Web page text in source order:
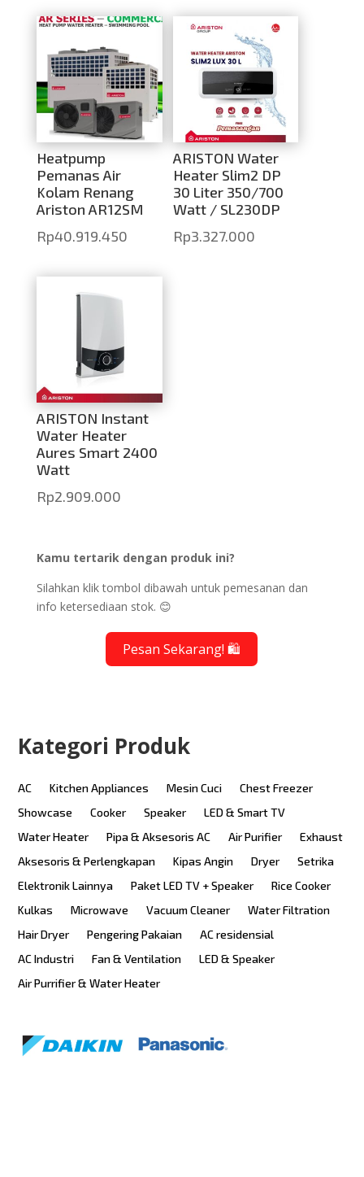
Heatpump
Pemanas Air
Kolam Renang
Ariston AR12SM
Rp40.919.450
ARISTON Water
Heater Slim2 DP
30 Liter 350/700
Watt / SL230DP
Rp3.327.000
ARISTON Instant
Water Heater
Aures Smart 2400
Watt
Rp2.909.000
Kamu tertarik dengan produk ini?
Silahkan klik tombol dibawah untuk pemesanan dan
info ketersediaan stok. 😊
Pesan Sekarang! 🛍️
Kategori Produk
AC Kitchen Appliances Mesin Cuci
Chest Freezer
Showcase
Cooker Speaker
LED & Smart TV
Water Heater
Pipa & Aksesoris AC Air Purifier
Exhaust
Aksesoris & Perlengkapan
Kipas Angin Dryer
Setrika
Elektronik Lainnya
Paket LED TV + Speaker
Rice Cooker
Kulkas
Microwave Vacuum Cleaner
Water Filtration
Hair Dryer
Pengering Pakaian
AC residensial
AC Industri
Fan & Ventilation
LED & Speaker
Air Purrifier & Water Heater